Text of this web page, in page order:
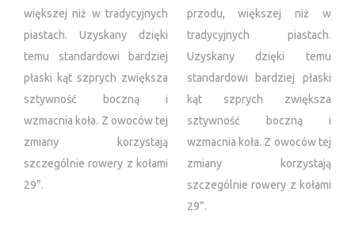
większej niż w tradycyjnych
piastach. Uzyskany dzięki
temu standardowi bardziej
płaski kąt szprych zwiększa
sztywność boczną i
wzmacnia koła. Z owoców tej
zmiany korzystają
szczególnie rowery z kołami
29”.
przodu, większej niż w
tradycyjnych piastach.
Uzyskany dzięki temu
standardowi bardziej płaski
kąt szprych zwiększa
sztywność boczną i
wzmacnia koła. Z owoców tej
zmiany korzystają
szczególnie rowery z kołami
29”.